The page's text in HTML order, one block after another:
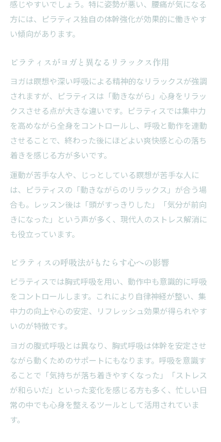
感じやすいでしょう。特に姿勢が悪い、腰痛が気になる
方には、ピラティス独自の体幹強化が効果的に働きやす
い傾向があります。
ピラティスがヨガと異なるリラックス作用
ヨガは瞑想や深い呼吸による精神的なリラックスが強調
されますが、ピラティスは「動きながら」心身をリラッ
クスさせる点が大きな違いです。ピラティスでは集中力
を高めながら全身をコントロールし、呼吸と動作を連動
させることで、終わった後にほどよい爽快感と心の落ち
着きを感じる方が多いです。
運動が苦手な人や、じっとしている瞑想が苦手な人に
は、ピラティスの「動きながらのリラックス」が合う場
合も。レッスン後は「頭がすっきりした」「気分が前向
きになった」という声が多く、現代人のストレス解消に
も役立っています。
ピラティスの呼吸法がもたらす心への影響
ピラティスでは胸式呼吸を用い、動作中も意識的に呼吸
をコントロールします。これにより自律神経が整い、集
中力の向上や心の安定、リフレッシュ効果が得られやす
いのが特徴です。
ヨガの腹式呼吸とは異なり、胸式呼吸は体幹を安定させ
ながら動くためのサポートにもなります。呼吸を意識す
ることで「気持ちが落ち着きやすくなった」「ストレス
が和らいだ」といった変化を感じる方も多く、忙しい日
常の中でも心身を整えるツールとして活用されていま
す。